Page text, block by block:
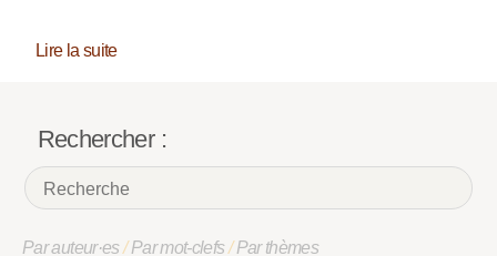
Lire la suite
Rechercher :
Par auteur·es/Par mot-clefs/Par thèmes